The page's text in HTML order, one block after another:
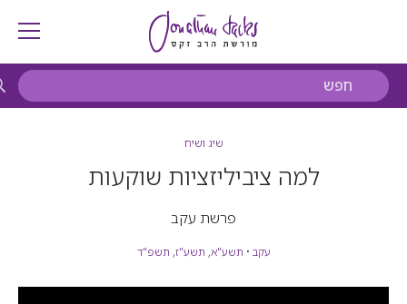
שיג ושיח
למה ציביליזציות שוקעות
פרשת עקב
עקב • תשע"א, תשע"ז, תשפ"ד